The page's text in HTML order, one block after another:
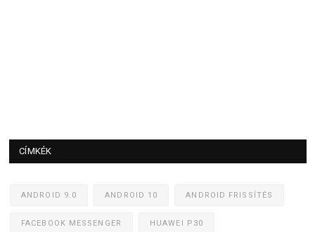
CÍMKÉK
ANDROID 9.0 ANDROID 10 ANDROID FRISSÍTÉS
FACEBOOK MESSENGER HUAWEI P30